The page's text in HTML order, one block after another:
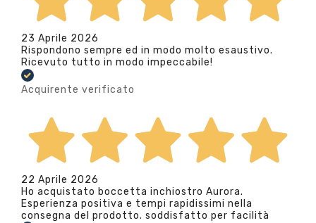
23 Aprile 2026
Rispondono sempre ed in modo molto esaustivo.
Ricevuto tutto in modo impeccabile!
Acquirente verificato
22 Aprile 2026
Ho acquistato boccetta inchiostro Aurora.
Esperienza positiva e tempi rapidissimi nella
consegna del prodotto. soddisfatto per facilità